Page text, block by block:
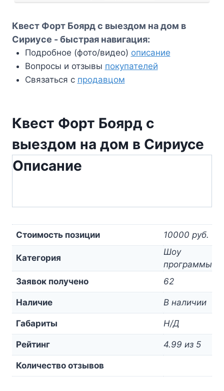
в
Сириусе
Квест Форт Боярд с выездом на дом в
Сириусе - быстрая навигация:
Подробное (фото/видео) описание
Вопросы и отзывы покупателей
Связаться с продавцом
Квест Форт Боярд с
выездом на дом в Сириусе
Описание
Стоимость позиции 10000 руб.
Категория
Шоу
программы
Заявок получено
62
Наличие В наличии
Габариты Н/Д
Рейтинг 4.99 из 5
Количество отзывов